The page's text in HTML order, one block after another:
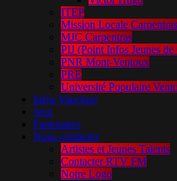
ITEP
Mission Locale Carpentras
MJC Carpentras
PIJ (Point Infos Jeunes de
PNR Mont-Ventoux
PRE
Université Populaire
Infos Vaucluse
Jeux
Partenaires
Nous contacter
Artistes et Jeunes Talents
Contacter RTV FM
Notre Logo